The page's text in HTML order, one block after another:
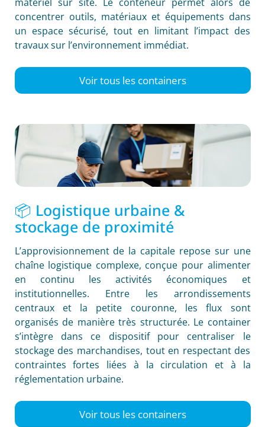
matériel sur site. Le conteneur permet alors de
concentrer outils, matériaux et équipements dans
un espace sécurisé, tout en limitant l’impact des
travaux sur l’environnement immédiat.
Voir tous les containers
📦 Logistique urbaine &
stockage de proximité
L’approvisionnement de la capitale repose sur une
chaîne logistique complexe, conçue pour alimenter
en continu les activités économiques et
institutionnelles. Entre les arrondissements
centraux et la petite couronne, les flux sont
organisés de manière très structurée. Le container
s’intègre dans ce dispositif pour centraliser le
stockage des marchandises, tout en respectant des
contraintes fortes liées à la circulation et à la
réglementation urbaine.
Voir tous les containers